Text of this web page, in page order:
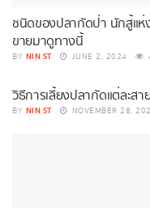
ชนิดของปลากัดป่า นักสู้แห่
ขายมาดูทางนี้
BY NIN ST JUNE 2, 2024
OTHER PETS
วิธีการเลี้ยงปลากัดแต่ละ
BY NIN ST NOVEMBER 28,